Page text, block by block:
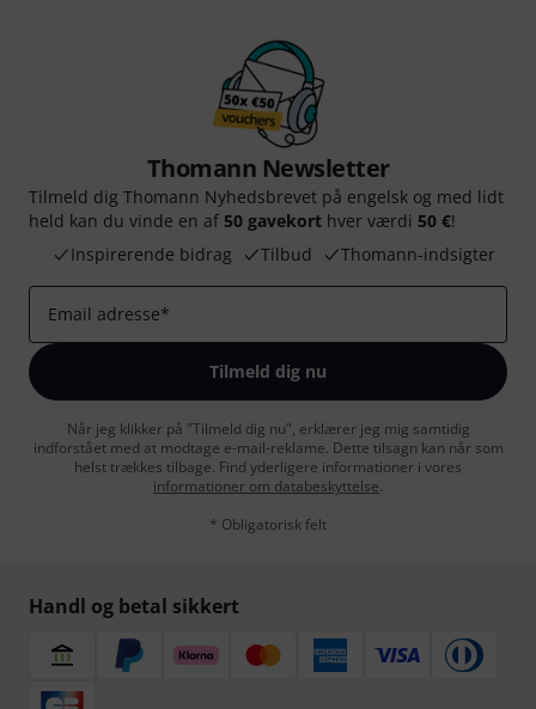
Thomann Newsletter
Tilmeld dig Thomann Nyhedsbrevet på engelsk og med lidt
held kan du vinde en af 50 gavekort hver værdi 50 €!
Inspirerende bidrag
Tilbud Thomann-indsigter
Email adresse*
Tilmeld dig nu
Når jeg klikker på "Tilmeld dig nu", erklærer jeg mig samtidig
indforstået med at modtage e-mail-reklame. Dette tilsagn kan når som
helst trækkes tilbage. Find yderligere informationer i vores
informationer om databeskyttelse.
* Obligatorisk felt
Handl og betal sikkert